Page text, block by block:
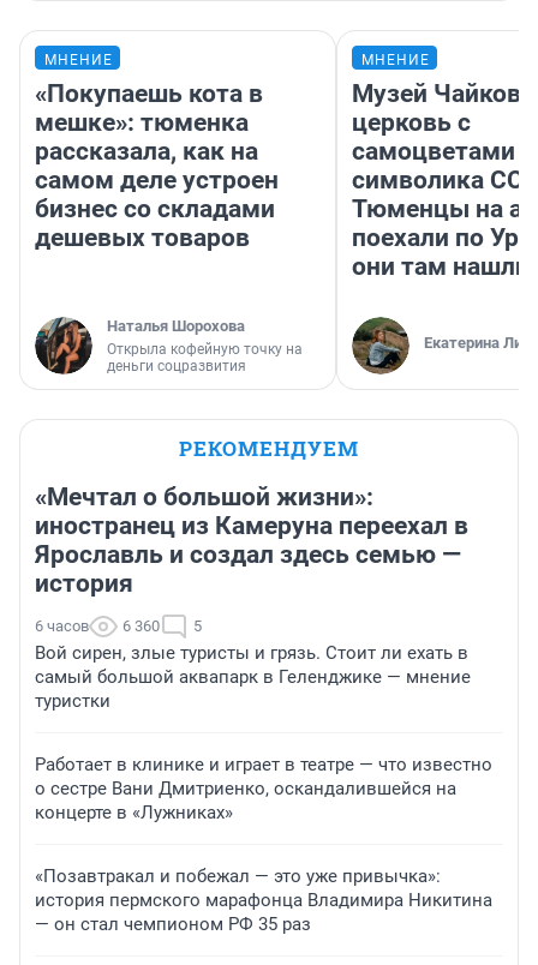
МНЕНИЕ
«Покупаешь кота в
мешке»: тюменка
рассказала, как на
самом деле устроен
бизнес со складами
дешевых товаров
Наталья Шорохова
Открыла кофейную точку на
деньги соцразвития
МНЕНИЕ
Музей
церковь с
самоцветами
символика
Тюменцы на
поехали по
они там нашли
Екатерина
РЕКОМЕНДУЕМ
«Мечтал о большой жизни»:
иностранец из Камеруна переехал в
Ярославль и создал здесь семью —
история
6 часов 6 360 5
Вой сирен, злые туристы и грязь. Стоит ли ехать в
самый большой аквапарк в Геленджике — мнение
туристки
Работает в клинике и играет в театре — что известно
о сестре Вани Дмитриенко, оскандалившейся на
концерте в «Лужниках»
«Позавтракал и побежал — это уже привычка»:
история пермского марафонца Владимира Никитина
— он стал чемпионом РФ 35 раз